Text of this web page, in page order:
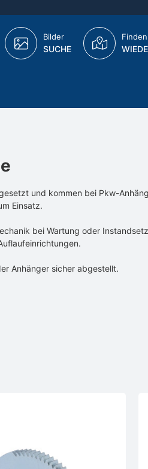
Bilder
SUCHE
Finden
und kommen bei Pkw-
Einsatz.
bei Wartung oder
Anhänger sicher abgestellt.